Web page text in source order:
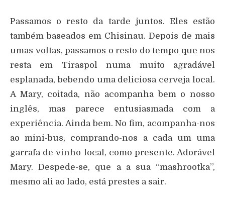
Passamos o resto da tarde juntos. Eles estão
também baseados em Chisinau. Depois de mais
umas voltas, passamos o resto do tempo que nos
resta em Tiraspol numa muito agradável
esplanada, bebendo uma deliciosa cerveja local.
A Mary, coitada, não acompanha bem o nosso
inglês, mas parece entusiasmada com a
experiência. Ainda bem. No fim, acompanha-nos
ao mini-bus, comprando-nos a cada um uma
garrafa de vinho local, como presente. Adorável
Mary. Despede-se, que a a sua “mashrootka”,
mesmo ali ao lado, está prestes a sair.